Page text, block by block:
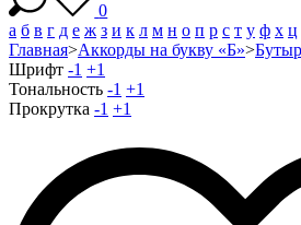
0
а б в г д е ж з и к л м н о п р с т у ф х ц
Главная>Аккорды на букву «Б»>
Шрифт -1 +1
Тональность -1 +1
Прокрутка -1 +1